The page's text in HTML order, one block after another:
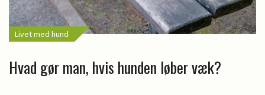
Livet med hund
Hvad gør man, hvis hunden løber væk?